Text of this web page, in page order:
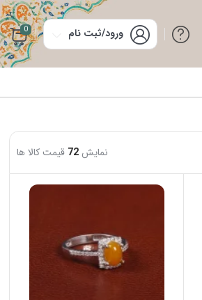
ورود/ثبت نام 0
نمایش 72 قیمت کالا ها